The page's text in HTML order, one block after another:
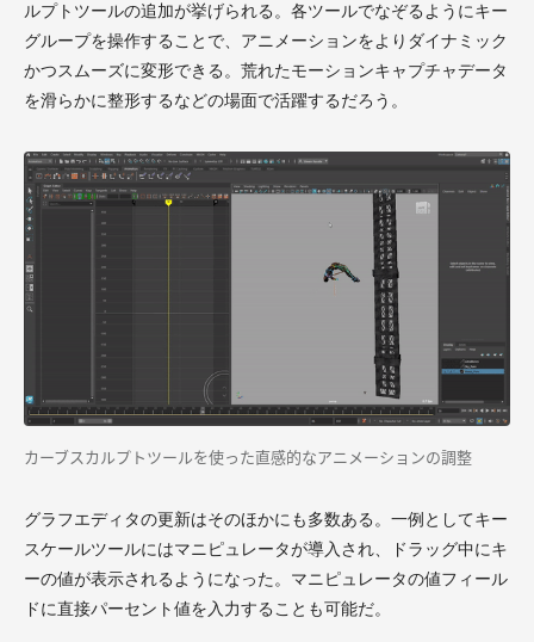
ルプトツールの追加が挙げられる。各ツールでなぞるようにキー
グループを操作することで、アニメーションをよりダイナミック
かつスムーズに変形できる。荒れたモーションキャプチャデータ
を滑らかに整形するなどの場面で活躍するだろう。
カーブスカルプトツールを使った直感的なアニメーションの調整
グラフエディタの更新はそのほかにも多数ある。一例としてキー
スケールツールにはマニピュレータが導入され、ドラッグ中にキ
ーの値が表示されるようになった。マニピュレータの値フィール
ドに直接パーセント値を入力することも可能だ。